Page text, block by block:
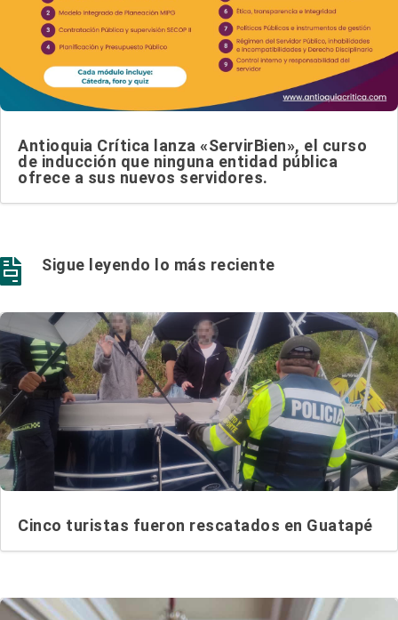
Antioquia Crítica lanza «ServirBien», el curso
de inducción que ninguna entidad pública
ofrece a sus nuevos servidores.
 Sigue leyendo lo más reciente
Cinco turistas fueron rescatados en Guatapé